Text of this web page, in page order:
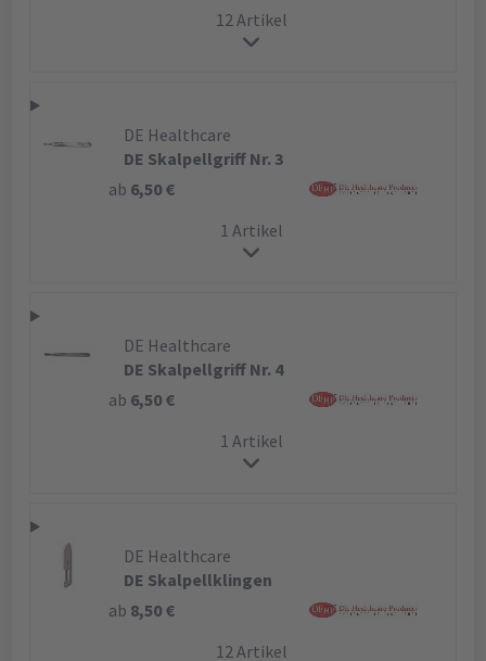
12 Artikel
DE Healthcare
DE Skalpellgriff Nr. 3
ab 6,50 €
1 Artikel
DE Healthcare
DE Skalpellgriff Nr. 4
ab 6,50 €
1 Artikel
DE Healthcare
DE Skalpellklingen
ab 8,50 €
12 Artikel